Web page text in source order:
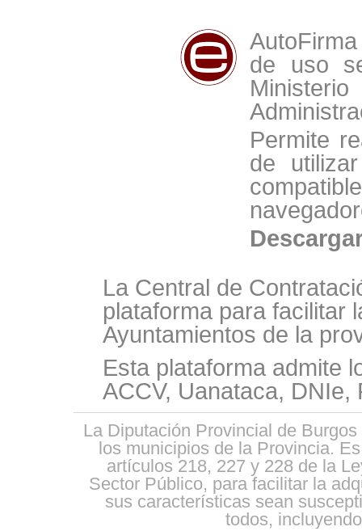
de uso
Permite
de
La Central de
plataforma para facilitar
Ayuntamientos de la
Esta plataforma admite
ACCV, Uanataca,
La Diputación Provincial de
los municipios de la Provincia.
artículos 218, 227 y 228 de la
Sector Público, para facilitar la
sus características sean
todos,